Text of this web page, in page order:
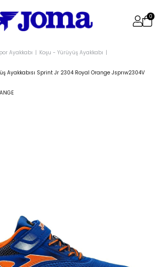
0
Ayakkabı Koşu - Yürüyüş Ayakkabı
Ayakkabısı Sprint Jr 2304 Royal Orange Jsprıw2304V